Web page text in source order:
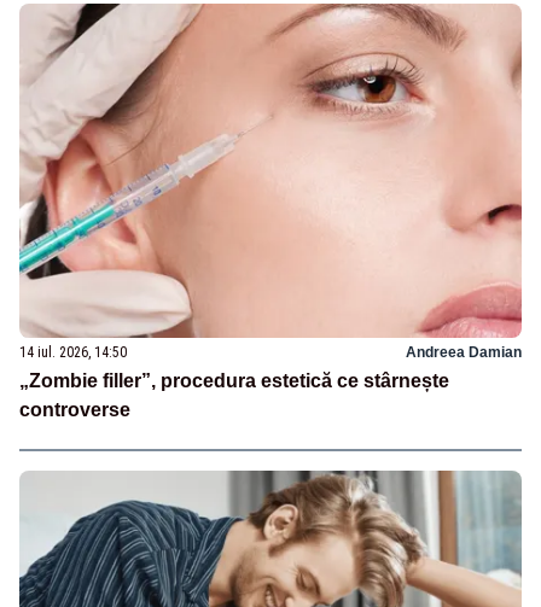
14 iul. 2026, 14:50 Andreea Damian
„Zombie filler”, procedura estetică ce stârnește
controverse